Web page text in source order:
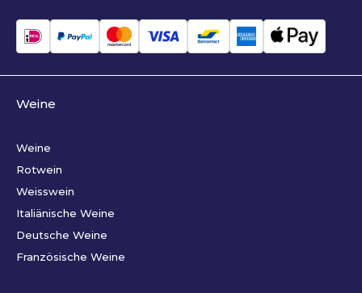
Weine
Weine
Rotwein
Weisswein
Italiänische Weine
Deutsche Weine
Französische Weine